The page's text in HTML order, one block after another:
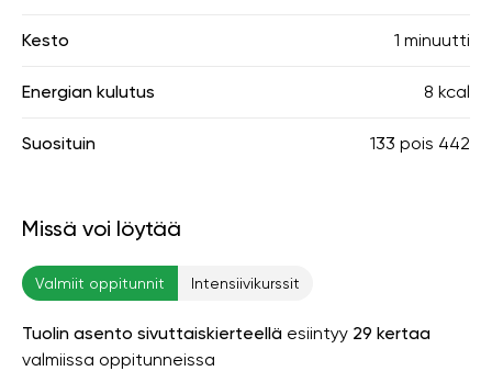
Kesto 1 minuutti
Energian kulutus 8 kcal
Suosituin 133 pois 442
Missä voi löytää
Valmiit oppitunnit Intensiivikurssit
Tuolin asento sivuttaiskierteellä esiintyy 29 kertaa
valmiissa oppitunneissa